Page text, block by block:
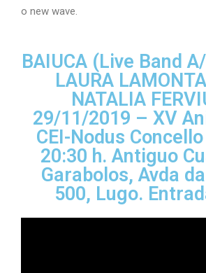
o new wave.
BAIUCA (Live Band
LAURA
NATALIA
29/11/2019 – XV
CEI-Nodus
20:30 h. Antiguo
Garabolos, Avda
500, Lugo.